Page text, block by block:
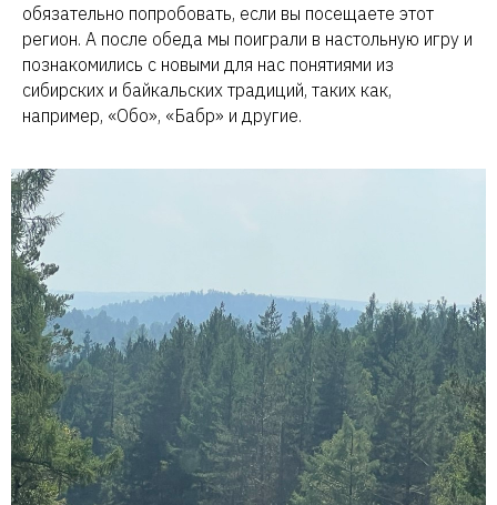
обязательно попробовать, если вы посещаете этот
регион. А после обеда мы поиграли в настольную игру и
познакомились с новыми для нас понятиями из
сибирских и байкальских традиций, таких как,
например, «Обо», «Бабр» и другие.